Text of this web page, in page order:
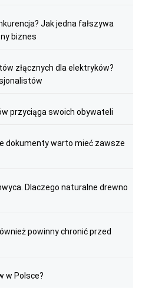
Jak jedna fałszywa
biznes
złącznych dla elektryków?
przyciąga swoich obywateli
dokumenty warto mieć zawsze
Dlaczego naturalne drewno
powinny chronić przed
w Polsce?